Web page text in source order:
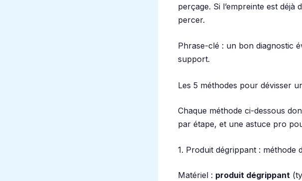
perçage. Si l’empreinte est
percer.
Phrase-clé : un bon diagnostic
support.
Les 5 méthodes pour dévisser
Chaque méthode ci-dessous
par étape, et une astuce pro
1. Produit dégrippant : méthode
Matériel : produit dégrippant